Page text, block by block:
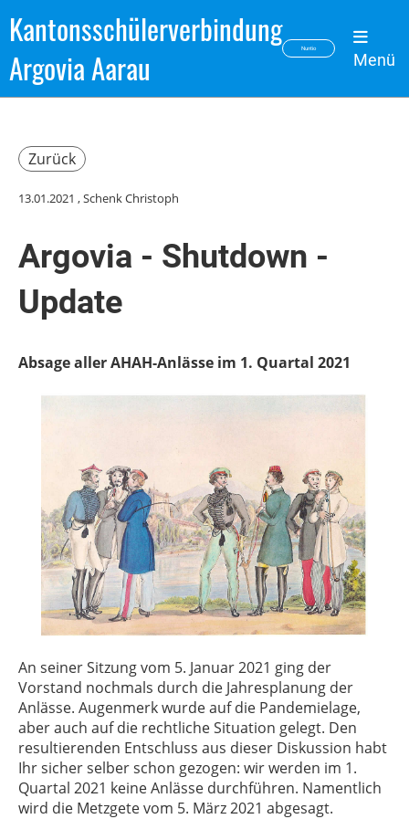
Kantonsschülerverbindung
Argovia Aarau
Nuntio
Menü
Zurück
13.01.2021 , Schenk Christoph
Argovia - Shutdown -
Update
Absage aller AHAH-Anlässe im 1. Quartal 2021
An seiner Sitzung vom 5. Januar 2021 ging der
Vorstand nochmals durch die Jahresplanung der
Anlässe. Augenmerk wurde auf die Pandemielage,
aber auch auf die rechtliche Situation gelegt. Den
resultierenden Entschluss aus dieser Diskussion habt
Ihr sicher selber schon gezogen: wir werden im 1.
Quartal 2021 keine Anlässe durchführen. Namentlich
wird die Metzgete vom 5. März 2021 abgesagt.